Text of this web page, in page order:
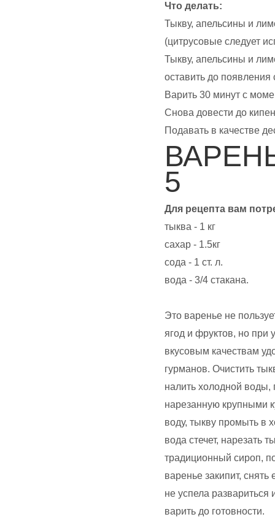
Что делать:
Тыкву, апельсины и
(цитрусовые следует
Тыкву, апельсины и
оставить до появления
Варить 30 минут с
Снова довести до
Подавать в качестве
5
Для рецепта вам
тыква - 1 кг
сахар - 1.5кг
сода - 1 ст. л.
вода - 3/4 стакана.
Это варенье не
ягод и фруктов, но при
вкусовым качествам
гурманов. Очистить
налить холодной воды,
нарезанную крупными
воду, тыкву промыть в
вода стечет, нарезать
традиционный сироп,
варенье закипит, снять
не успела развариться
варить до готовности.